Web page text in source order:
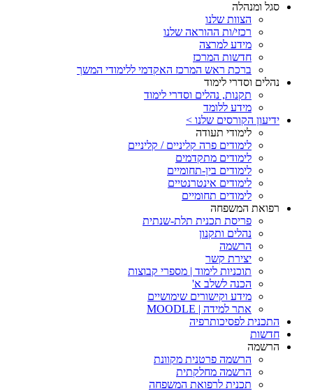
סגל ומנהלה
הצוות שלנו
רכזי/ות ההוראה שלנו
מידע למרצה
חדשות המרכז
ברכת ראש המרכז האקדמי ללימודי המשך
נהלים וסדרי לימוד
תקנות, נהלים וסדרי לימוד
מידע ללומד
ידיעון הקורסים שלנו >
לימודי תעודה
לימודים פרה קליניים / קליניים
לימודים מתקדמים
לימודים בין-תחומיים
לימודים אינטרנטיים
לימודים תחומיים
רפואת המשפחה
פריסת תכנית תלת-שנתית
נהלים ותקנון
הרשמה
יצירת קשר
תוכניות לימוד | מספרי קבוצות
הכנה לשלב א'
מידע וקישורים שימושיים
אתר למידה | MOODLE
התכנית לפסיכותרפיה
חדשות
הרשמה
הרשמה פרטנית מקוונת
הרשמה מחלקתית
תכנית לרפואת המשפחה